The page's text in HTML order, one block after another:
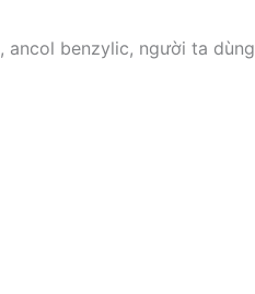
ancol benzylic, người ta dùng